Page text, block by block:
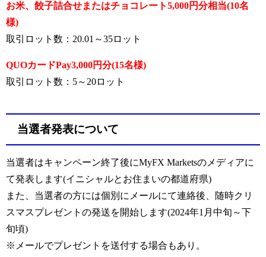
お米、餃子詰合せまたはチョコレート5,000円分相当(10名
様)
取引ロット数：20.01～35ロット
QUOカードPay3,000円分(15名様)
取引ロット数：5～20ロット
当選者発表について
当選者はキャンペーン終了後にMyFX Marketsのメディアに
て発表します(イニシャルとお住まいの都道府県)
また、当選者の方には個別にメールにて連絡後、随時クリ
スマスプレゼントの発送を開始します(2024年1月中旬～下
旬頃)
※メールでプレゼントを送付する場合もあり。